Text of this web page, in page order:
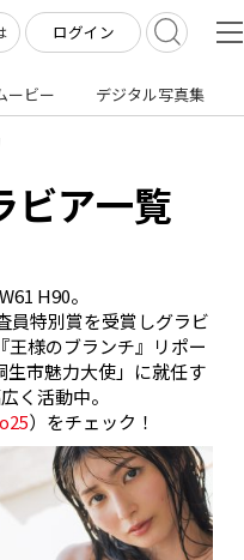
ログイン
ービー デジタル写真集
ビア一覧
H90。
員特別賞を受賞しグラビ
王様のブランチ』リポー
生市魅力大使」に就任す
く活動中。
）をチェック！